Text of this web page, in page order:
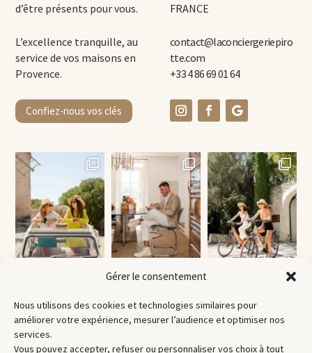
Gérer le consentement
Nous utilisons des cookies et technologies similaires pour
améliorer votre expérience, mesurer l’audience et optimiser nos
services.
Vous pouvez accepter, refuser ou personnaliser vos choix à tout
d’être présents pour vous.
L’excellence tranquille, au
service de vos maisons en
Provence.
Confiez-nous vos clés
FRANCE
contact@laconciergeriepiro
tte.com
+33 4 86 69 01 64